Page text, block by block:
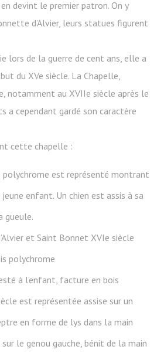
devint le premier patron. On y
d’Alvier, leurs statues figurent
lors de la guerre de cent ans, elle a
du XVe siècle. La Chapelle,
notamment au XVIIe siècle après le
a cependant gardé son caractère
cette chapelle :
polychrome est représenté montrant
enfant. Un chien est assis à sa
gueule.
et Saint Bonnet XVIe siècle
polychrome
à l’enfant, facture en bois
est représentée assise sur un
en forme de lys dans la main
le genou gauche, bénit de la main